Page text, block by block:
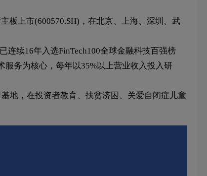
板上市(600570.SH)，在北京、上海、深圳、武
续16年入选FinTech100全球金融科技百强榜
服务为核心，每年以35%以上营业收入投入研
地，在投资者教育、扶贫济困、关爱自闭症儿童